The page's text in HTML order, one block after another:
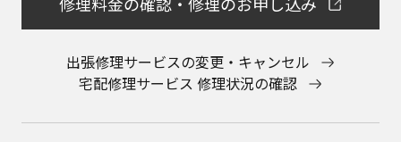
出張修理サービスの変更・キャンセル
宅配修理サービス 修理状況の確認